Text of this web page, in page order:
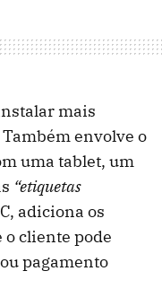
mais
envolve o
uma tablet, um
“etiquetas
adiciona os
o cliente pode
pagamento